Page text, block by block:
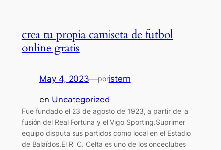
crea tu propia camiseta de futbol
online gratis
May 4, 2023—poristern
en Uncategorized
Fue fundado el 23 de agosto de 1923, a partir de la
fusión del Real Fortuna y el Vigo Sporting.Suprimer
equipo disputa sus partidos como local en el Estadio
de Balaídos.El R. C. Celta es uno de los onceclubes